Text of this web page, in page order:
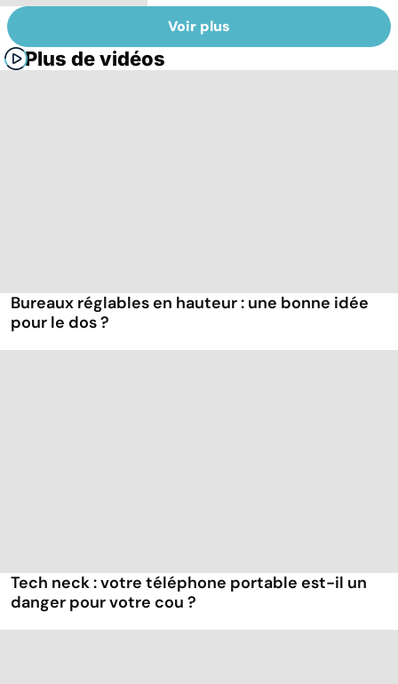
Voir plus
Plus de vidéos
Bureaux réglables en hauteur : une bonne idée
pour le dos ?
Tech neck : votre téléphone portable est-il un
danger pour votre cou ?